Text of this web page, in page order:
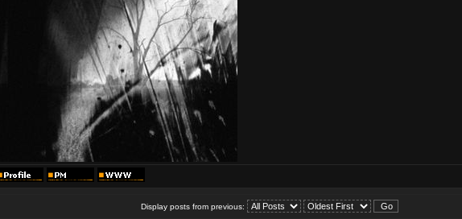
Display posts from previous: